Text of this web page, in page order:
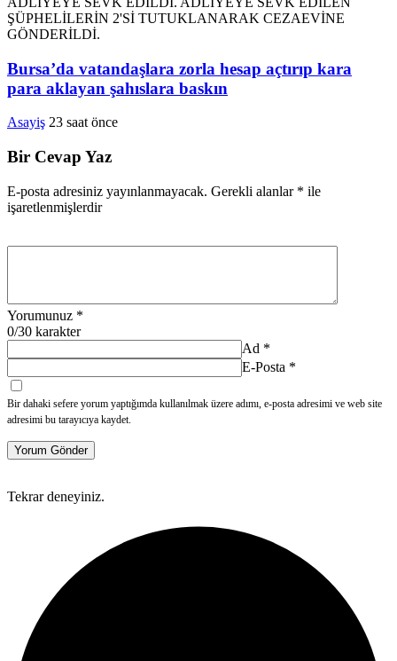
Bursa’da vatandaşlara zorla hesap açtırıp kara
para aklayan şahıslara baskın
Asayiş 23 saat önce
Bir Cevap Yaz
E-posta adresiniz yayınlanmayacak. Gerekli alanlar * ile
işaretlenmişlerdir
Yorumunuz *
0/30 karakter
Ad *
E-Posta *
Bir dahaki sefere yorum yaptığımda kullanılmak üzere adımı, e-posta adresimi ve web site
adresimi bu tarayıcıya kaydet.
Yorum Gönder
Tekrar deneyiniz.